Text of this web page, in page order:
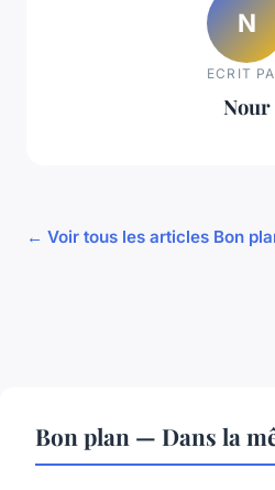
N
ECRIT
Nour
← Voir tous les articles Bon
Bon plan — Dans la